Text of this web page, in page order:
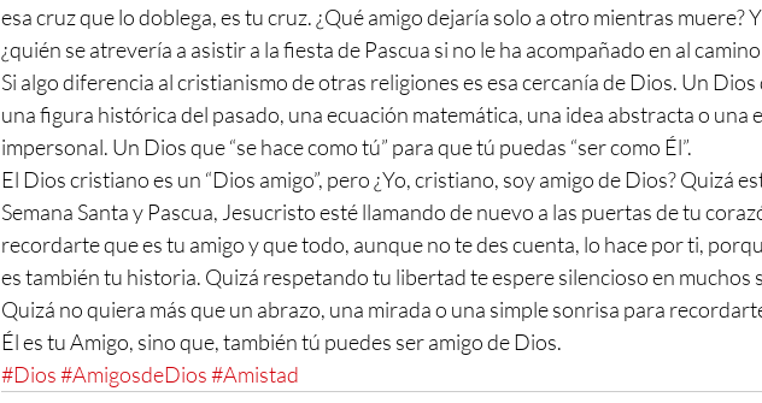
esa cruz que lo doblega, es tu cruz. ¿Qué amigo dejaría solo a otro mientras muere?
¿quién se atrevería a asistir a la fiesta de Pascua si no le ha acompañado en al
Si algo diferencia al cristianismo de otras religiones es esa cercanía de Dios. Un Dios
una figura histórica del pasado, una ecuación matemática, una idea abstracta o una
impersonal. Un Dios que “se hace como tú” para que tú puedas “ser como Él”.
El Dios cristiano es un “Dios amigo”, pero ¿Yo, cristiano, soy amigo de Dios? Quizá
Semana Santa y Pascua, Jesucristo esté llamando de nuevo a las puertas de tu
recordarte que es tu amigo y que todo, aunque no te des cuenta, lo hace por ti,
es también tu historia. Quizá respetando tu libertad te espere silencioso en muchos
Quizá no quiera más que un abrazo, una mirada o una simple sonrisa para
Él es tu Amigo, sino que, también tú puedes ser amigo de Dios.
#Dios#AmigosdeDios#Amistad